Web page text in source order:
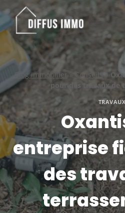
contenu
Blog immobilier Conseils »
pour des travaux de
TRAVAUX
entreprise
des